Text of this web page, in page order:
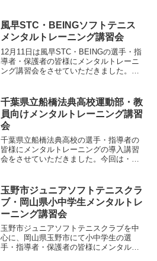
風早STC・BEINGソフトテニス
メンタルトレーニング講習会
12月11日は風早STC・BEINGの選手・指
導者・保護者の皆様にメンタルトレーニ
ング講習会をさせていただきました。・
れるように応援していきます！チーム向
けメンタルトレ...
千葉県立船橋法典高校運動部・教
員向けメンタルトレーニング講習
会
千葉県立船橋法典高校の選手・指導者の
皆様にメンタルトレーニングの導入講習
会をさせていただきました。今回は・信
力になれるように、応援していきま
す！！チーム向けメンタルトレ...
玉野市ジュニアソフトテニスクラ
ブ・岡山県小中学生メンタルトレ
ーニング講習会
玉野市ジュニアソフトテニスクラブを中
心に、岡山県玉野市にて小中学生の選
手・指導者・保護者の皆様にメンタルト